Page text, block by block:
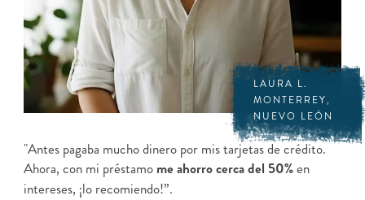
LAURA L.
MONTERREY,
NUEVO LEÓN
"Antes pagaba mucho dinero por mis tarjetas de crédito.
Ahora, con mi préstamo me ahorro cerca del 50%en
intereses, ¡lo recomiendo!”.